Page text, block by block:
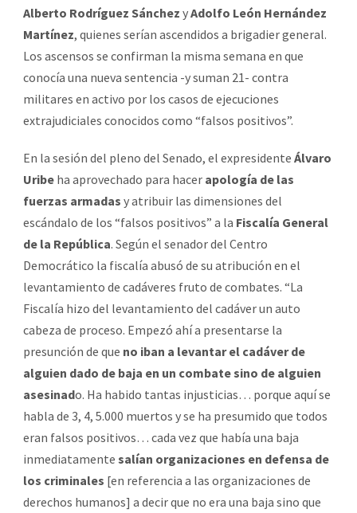
Alberto Rodríguez Sánchez yAdolfo León Hernández
Martínez, quienes serían ascendidos a brigadier general.
Los ascensos se confirman la misma semana en que
conocía una nueva sentencia -y suman 21- contra
militares en activo por los casos de ejecuciones
extrajudiciales conocidos como “falsos positivos”.
En la sesión del pleno del Senado, el expresidente Álvaro
Uribe ha aprovechado para hacer apología de las
fuerzas armadas y atribuir las dimensiones del
escándalo de los “falsos positivos” a la Fiscalía General
de la República. Según el senador del Centro
Democrático la fiscalía abusó de su atribución en el
levantamiento de cadáveres fruto de combates. “La
Fiscalía hizo del levantamiento del cadáver un auto
cabeza de proceso. Empezó ahí a presentarse la
presunción de que no iban a levantar el cadáver de
alguien dado de baja en un combate sino de alguien
asesinado. Ha habido tantas injusticias… porque aquí se
habla de 3, 4, 5.000 muertos y se ha presumido que todos
eran falsos positivos… cada vez que había una baja
inmediatamente salían organizaciones en defensa de
los criminales [en referencia a las organizaciones de
derechos humanos] a decir que no era una baja sino que